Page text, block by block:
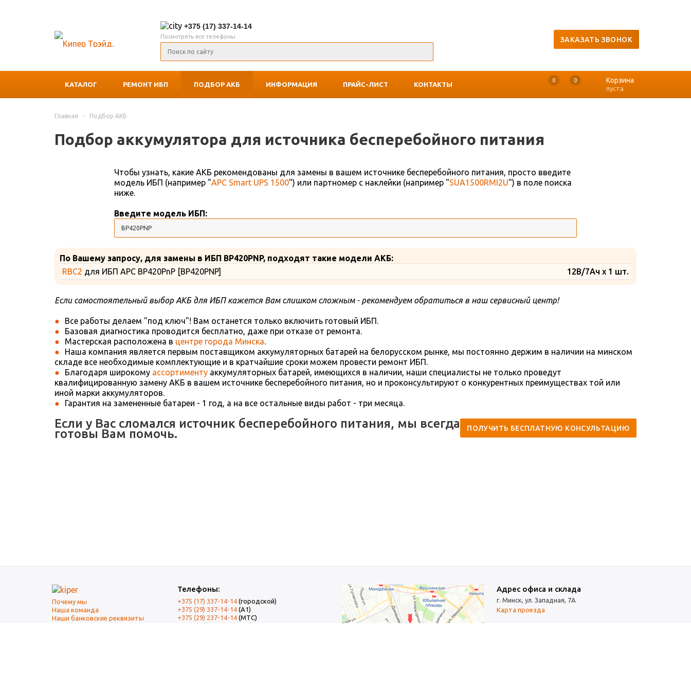
+375 (17) 337-14-14
Посмотреть все телефоны ЗАКАЗАТЬ ЗВОНОК
КАТАЛОГ РЕМОНТ ИБП ПОДБОР АКБ ИНФОРМАЦИЯ ПРАЙС-ЛИСТ КОНТАКТЫ
0 0 Корзина
пуста
Главная - Подбор АКБ
Подбор аккумулятора для источника беcперебойного питания
Чтобы узнать, какие АКБ рекомендованы для замены в вашем источнике бесперебойного питания, просто введите
модель ИБП (например "APC Smart UPS 1500") или партномер с наклейки (например "SUA1500RMI2U") в поле поиска
ниже.
Введите модель ИБП:
По Вашему запросу, для замены в ИБП BP420PNP, подходят такие модели АКБ:
12В/7Ач x 1 шт.
RBC2 для ИБП APC BP420PnP [BP420PNP]
Если самостоятельный выбор АКБ для ИБП кажется Вам слишком сложным - рекомендуем обратиться в наш сервисный центр!
Все работы делаем "под ключ"! Вам останется только включить готовый ИБП.
Базовая диагностика проводится бесплатно, даже при отказе от ремонта.
Мастерская расположена в центре города Минска.
Наша компания является первым поставщиком аккумуляторных батарей на белорусском рынке, мы постоянно держим в наличии на минском
складе все необходимые комплектующие и в кратчайшие сроки можем провести ремонт ИБП.
Благодаря широкому ассортименту аккумуляторных батарей, имеющихся в наличии, наши специалисты не только проведут
квалифицированную замену АКБ в вашем источнике бесперебойного питания, но и проконсультируют о конкурентных преимуществах той или
иной марки аккумуляторов.
Гарантия на замененные батареи - 1 год, а на все остальные виды работ - три месяца.
ПОЛУЧИТЬ БЕСПЛАТНУЮ КОНСУЛЬТАЦИЮ
Если у Вас сломался источник бесперебойного питания, мы всегда
готовы Вам помочь.
Почему мы
Наша команда
Наши банковские реквизиты
Телефоны:
+375 (17) 337-14-14 (городской)
+375 (29) 337-14-14 (А1)
+375 (29) 237-14-14 (МТС)
Адрес офиса и склада
г. Минск, ул. Западная, 7А
Карта проезда